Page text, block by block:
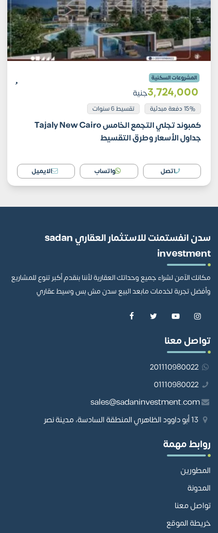
المشروعات السكنية
3٬724٬000جنية
15% دفعة مبدئية تقسيط 6 سنوات
كمبوند تجلي التجمع الخامس Tajaly New Cairo
جداول الأسعار وطرق التقسيط
اتصل واتساب الايميل
سدن انفستمنت للاستثمار العقاري sadan
investment
مكانك الآمن لشراء جميع وحداتك العقارية لأننا بنقدم أكبر تنوع للمشاريع
وأفضل تجربة لخدمات مابعد البيع سدن مش بس وسيط عقاري
تواصل معنا
201110980022
01110980022
sales@sadaninvestment.com
روابط مهمة
المطورين
المدونة
تواصل معنا
خريطة الموقع